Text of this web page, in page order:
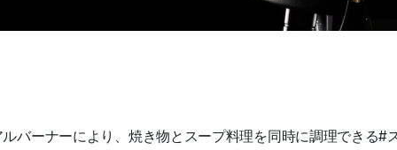
バーナーにより、焼き物とスープ料理を同時に調理できる#